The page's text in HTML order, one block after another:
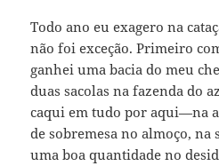
Todo ano eu exagero na
não foi exceção. Primeiro
ganhei uma bacia do meu
duas sacolas na fazenda do
caqui em tudo por aqui—na
de sobremesa no almoço, na
uma boa quantidade no